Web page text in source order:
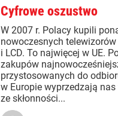
Cyfrowe oszustwo
W 2007 r. Polacy kupili
nowoczesnych
i LCD. To najwięcej w UE.
zakupów
przystosowanych do
w Europie wyprzedzają nas
ze skłonności...